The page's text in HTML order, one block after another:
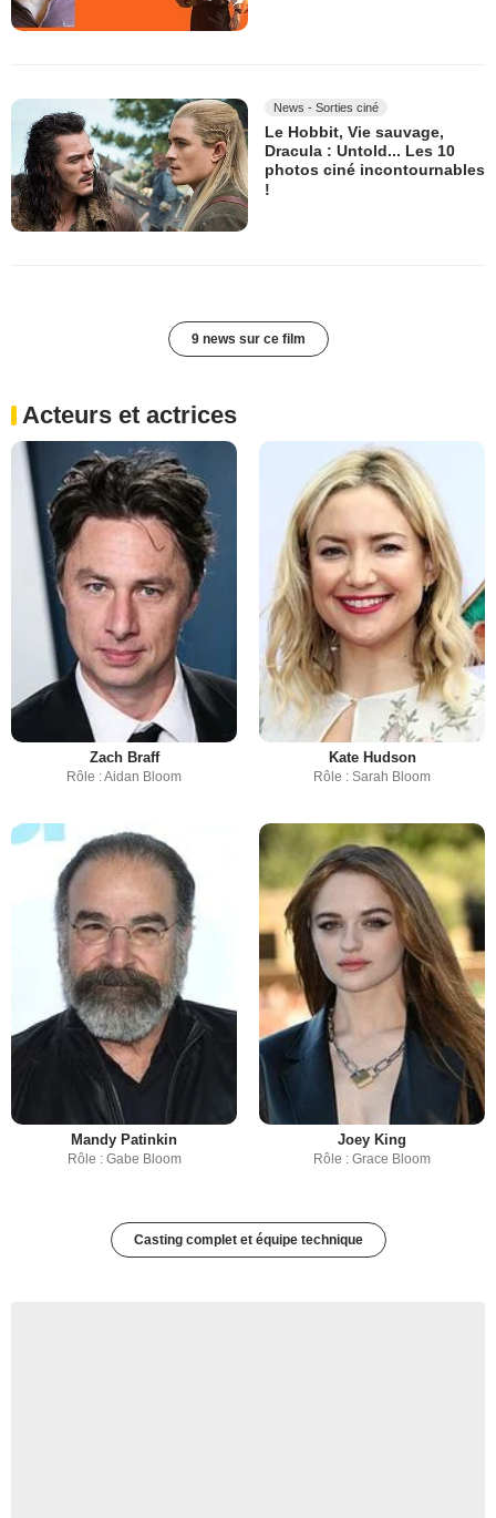
News - Sorties ciné
Le Hobbit, Vie sauvage,
Dracula : Untold... Les 10
photos ciné incontournables
!
9 news sur ce film
Acteurs et actrices
Zach Braff
Rôle : Aidan Bloom
Kate Hudson
Rôle : Sarah Bloom
Mandy Patinkin
Rôle : Gabe Bloom
Joey King
Rôle : Grace Bloom
Casting complet et équipe technique